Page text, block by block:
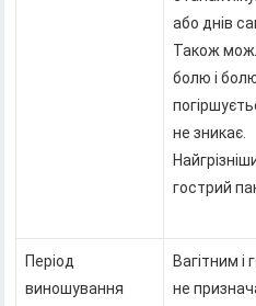
або днів
Також
болю і
не зникає.
гострий
Період
виношування
Вагітним
не